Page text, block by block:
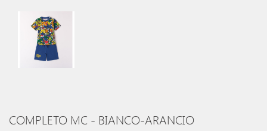
COMPLETO MC - BIANCO-ARANCIO